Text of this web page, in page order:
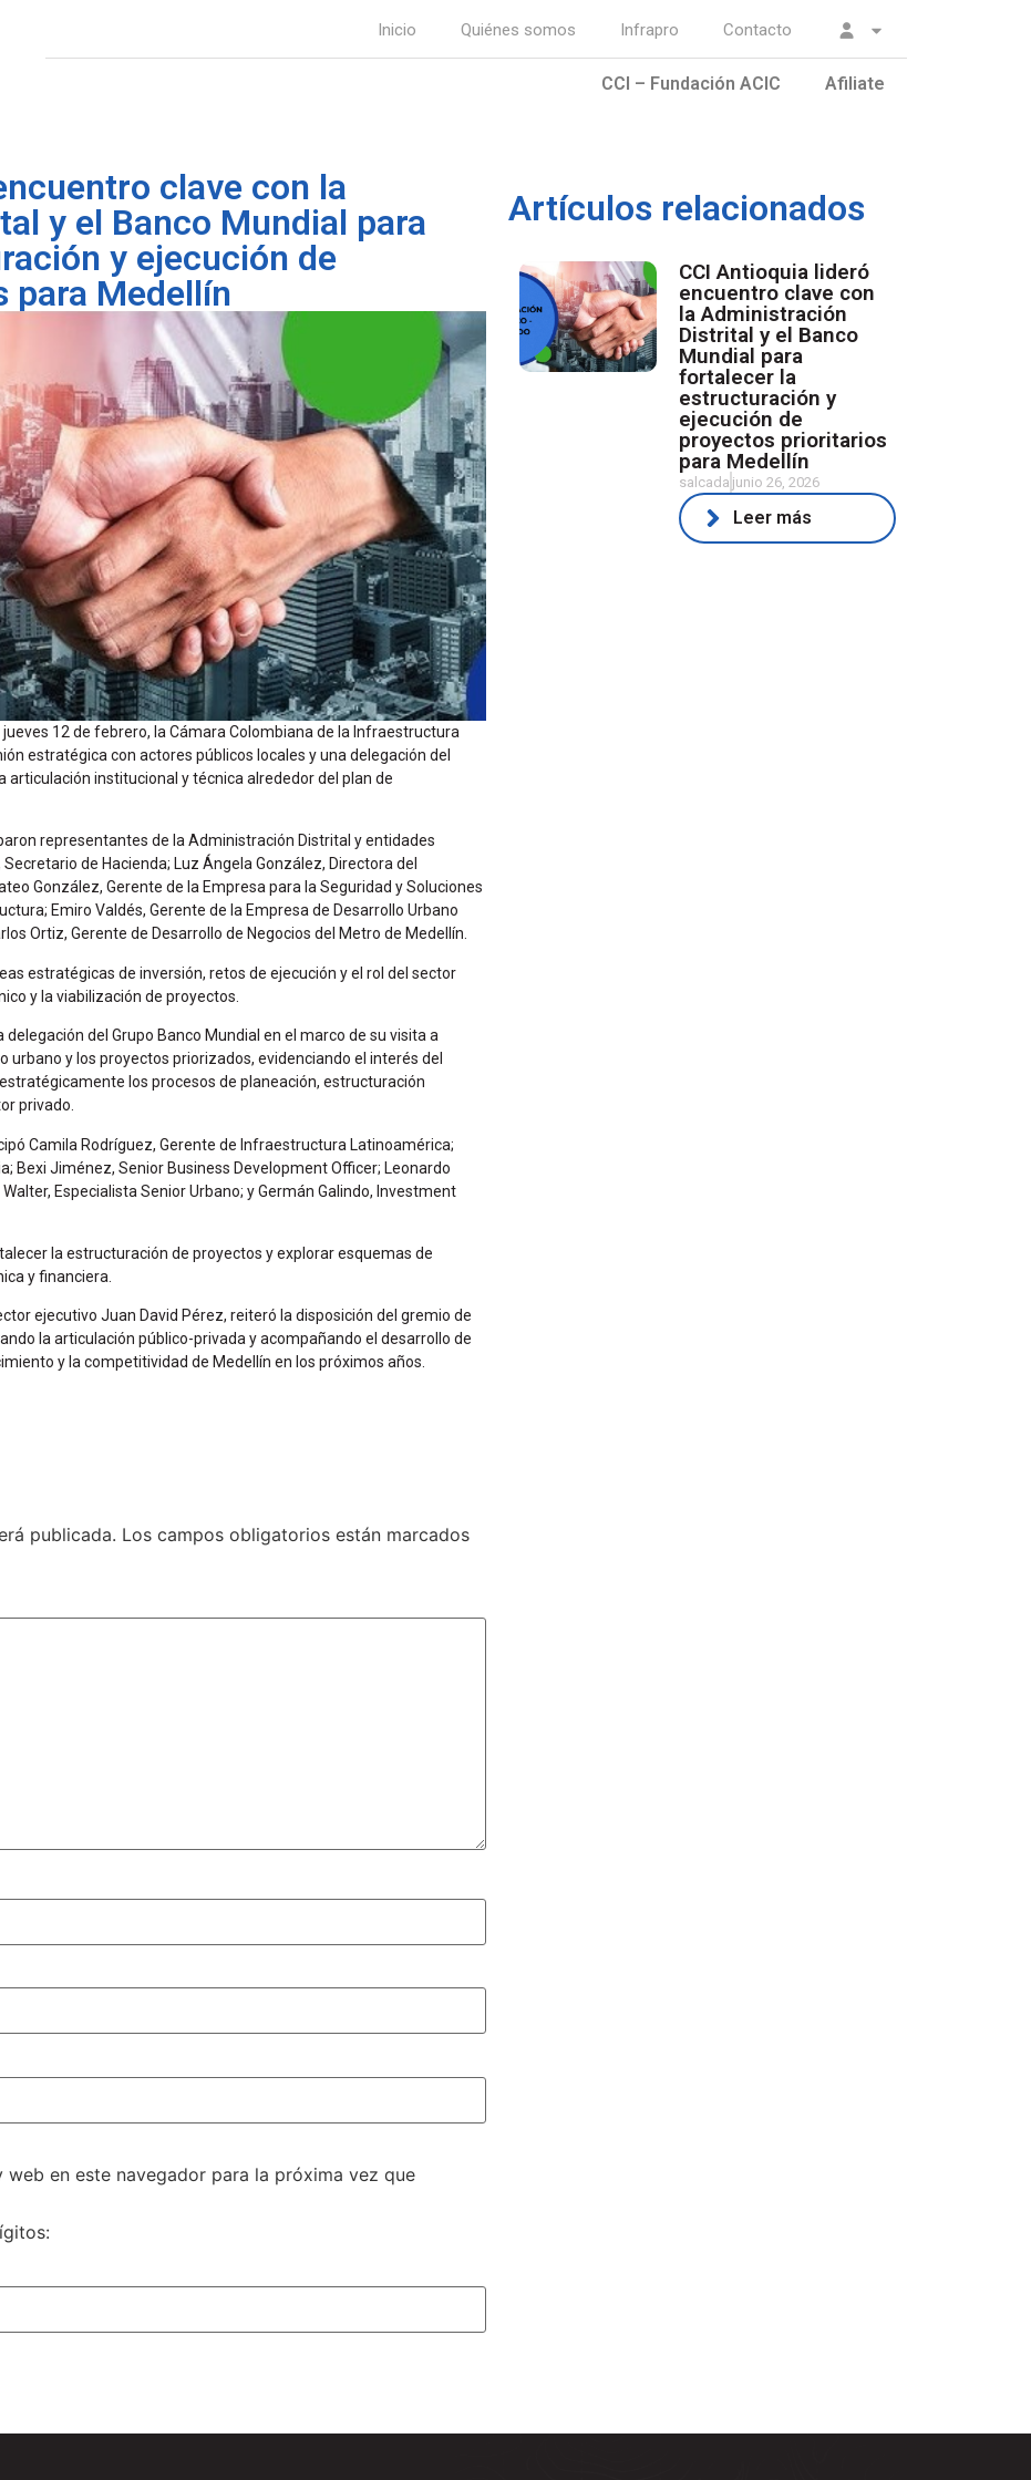
Inicio Quiénes somos Infrapro Contacto
CCI – Fundación ACIC Afiliate
clave con la
y el Banco Mundial para
y ejecución de
para Medellín
jueves 12 de febrero, la Cámara Colombiana de la Infraestructura
estratégica con actores públicos locales y una delegación del
articulación institucional y técnica alrededor del plan de
representantes de la Administración Distrital y entidades
de Hacienda; Luz Ángela González, Directora del
González, Gerente de la Empresa para la Seguridad y Soluciones
Emiro Valdés, Gerente de la Empresa de Desarrollo Urbano
Ortiz, Gerente de Desarrollo de Negocios del Metro de Medellín.
estratégicas de inversión, retos de ejecución y el rol del sector
y la viabilización de proyectos.
del Grupo Banco Mundial en el marco de su visita a
urbano y los proyectos priorizados, evidenciando el interés del
los procesos de planeación, estructuración
privado.
Camila Rodríguez, Gerente de Infraestructura Latinoamérica;
Bexi Jiménez, Senior Business Development Officer; Leonardo
Especialista Senior Urbano; y Germán Galindo, Investment
la estructuración de proyectos y explorar esquemas de
y financiera.
ejecutivo Juan David Pérez, reiteró la disposición del gremio de
la articulación público-privada y acompañando el desarrollo de
y la competitividad de Medellín en los próximos años.
publicada. Los campos obligatorios están marcados
en este navegador para la próxima vez que
Artículos relacionados
CCI Antioquia lideró
encuentro clave con
la Administración
Distrital y el Banco
Mundial para
fortalecer la
estructuración y
ejecución de
proyectos prioritarios
para Medellín
salcada junio 26, 2026
Leer más